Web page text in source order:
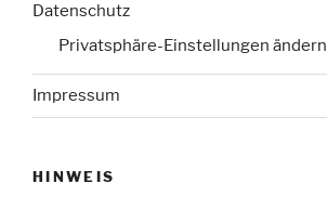
Datenschutz
Privatsphäre-Einstellungen ändern
Impressum
HINWEIS